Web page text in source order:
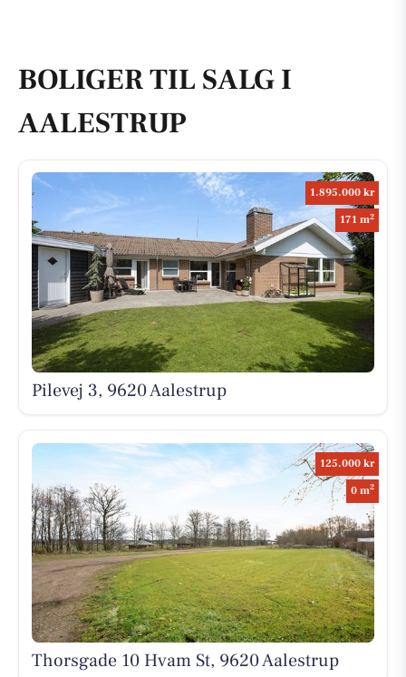
BOLIGER TIL SALG I
AALESTRUP
1.895.000 kr
171 m2
Pilevej 3, 9620 Aalestrup
125.000 kr
0 m2
Thorsgade 10 Hvam St, 9620 Aalestrup